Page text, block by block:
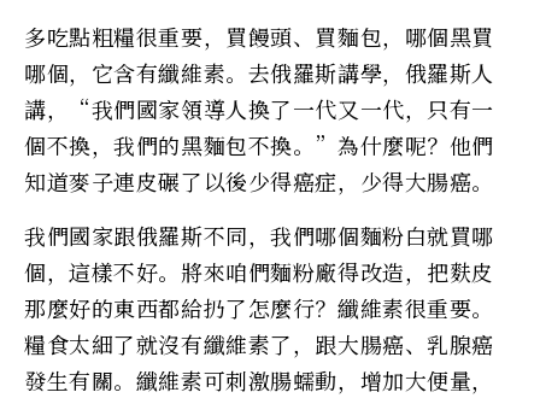
多吃點粗糧很重要，買饅頭、買麵包，哪個黑買
哪個，它含有纖維素。去俄羅斯講學，俄羅斯人
講，“我們國家領導人換了一代又一代，只有一
個不換，我們的黑麵包不換。”為什麼呢？他們
知道麥子連皮碾了以後少得癌症，少得大腸癌。
我們國家跟俄羅斯不同，我們哪個麵粉白就買哪
個，這樣不好。將來咱們麵粉廠得改造，把麩皮
那麼好的東西都給扔了怎麼行？纖維素很重要。
糧食太細了就沒有纖維素了，跟大腸癌、乳腺癌
發生有關。纖維素可刺激腸蠕動，增加大便量，